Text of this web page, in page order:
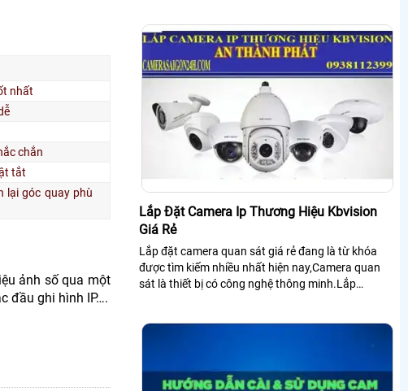
nhất
chắn
tắt
lại góc quay phù
ảnh số qua một
đầu ghi hình IP….
Lắp Đặt Camera Ip Thương Hiệu Kbvision
Giá Rẻ
Lắp đặt camera quan sát giá rẻ đang là từ khóa
được tìm kiếm nhiều nhất hiện nay,Camera quan
sát là thiết bị có công nghệ thông minh.Lắp